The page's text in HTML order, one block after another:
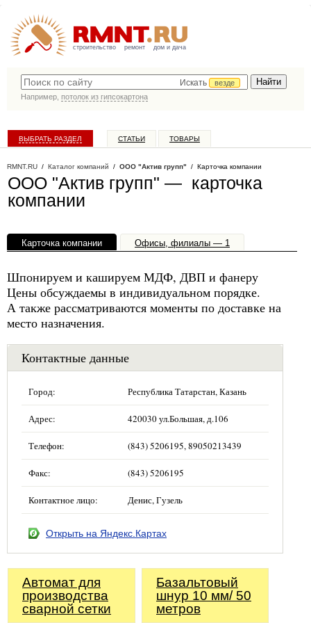
строительство ремонт дом и дача
Искать
везде
Например, потолок из гипсокартона
ВЫБРАТЬ РАЗДЕЛ СТАТЬИ ТОВАРЫ
RMNT.RU / Каталог компаний / ООО "Актив групп" / Карточка компании
ООО "Актив групп" — карточка
компании
Карточка компании Офисы, филиалы — 1
Шпонируем и кашируем МДФ, ДВП и фанеру
Цены обсуждаемы в индивидуальном порядке.
А также рассматриваются моменты по доставке на
место назначения.
Контактные данные
Город: Республика Татарстан, Казань
Адрес: 420030 ул.Большая, д.106
Телефон: (843) 5206195, 89050213439
Факс: (843) 5206195
Контактное лицо: Денис, Гузель
Открыть на Яндекс.Картах
Автомат для
производства
сварной сетки
Базальтовый
шнур 10 мм/ 50
метров